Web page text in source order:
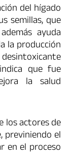
del hígado
semillas, que
ayuda
la producción
que fue
la salud
los actores de
previniendo el
en el proceso